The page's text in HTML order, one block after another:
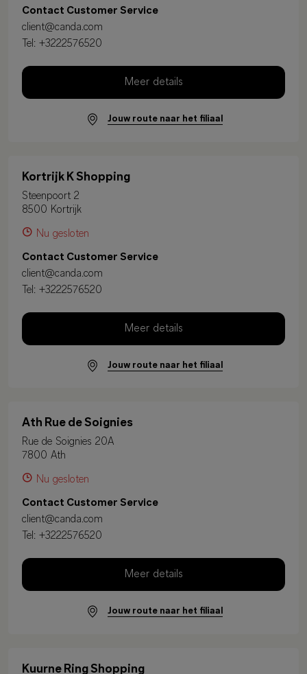
Contact Customer Service
client@canda.com
Tel: +3222576520
Meer details
Jouw route naar het filiaal
Kortrijk K Shopping
Steenpoort 2
8500 Kortrijk
Nu gesloten
Contact Customer Service
client@canda.com
Tel: +3222576520
Meer details
Jouw route naar het filiaal
Ath Rue de Soignies
Rue de Soignies 20A
7800 Ath
Nu gesloten
Contact Customer Service
client@canda.com
Tel: +3222576520
Meer details
Jouw route naar het filiaal
Kuurne Ring Shopping